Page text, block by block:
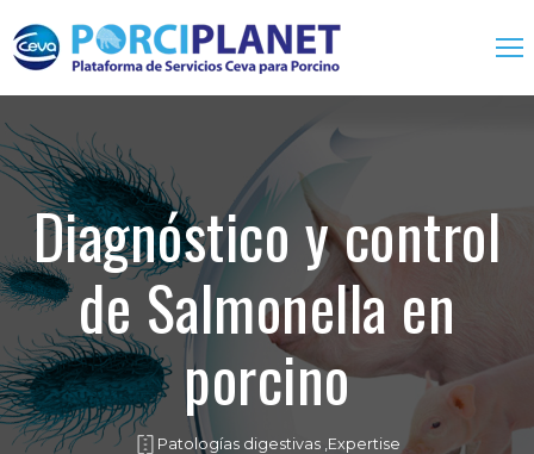
Home
Servicios
Biológicos
Farmacológicos
One Health
Expertise
Contacto
Diagnóstico y control
de Salmonella en
porcino
Patologías digestivas , Expertise